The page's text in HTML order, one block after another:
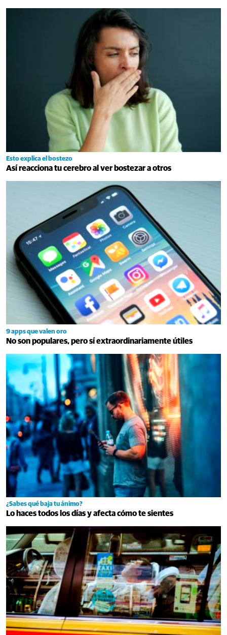
Esto explica el bostezo
Así reacciona tu cerebro al ver bostezar a otros
9 apps que valen oro
No son populares, pero sí extraordinariamente útiles
¿Sabes qué baja tu ánimo?
Lo haces todos los días y afecta cómo te sientes